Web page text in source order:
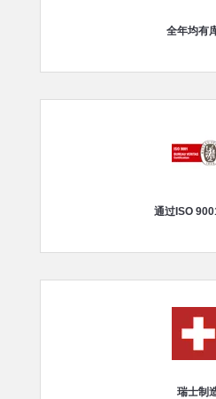
全年均有
通过ISO
瑞士制